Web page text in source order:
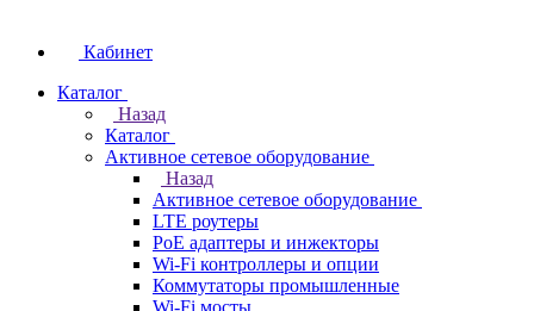
Кабинет
Каталог
Назад
Каталог
Активное сетевое оборудование
Назад
Активное сетевое оборудование
LTE роутеры
PoE адаптеры и инжекторы
Wi-Fi контроллеры и опции
Коммутаторы промышленные
Wi-Fi мосты